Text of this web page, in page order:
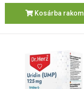
Kosárba rakom